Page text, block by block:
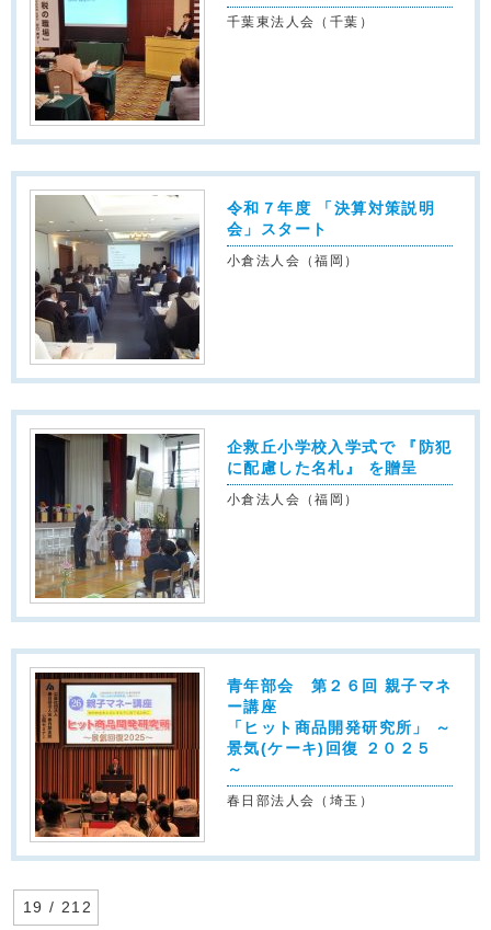
千葉東法人会（千葉）
令和７年度 「決算対策説明
会」スタート
小倉法人会（福岡）
企救丘小学校入学式で 『防犯
に配慮した名札』 を贈呈
小倉法人会（福岡）
青年部会 第２６回 親子マネ
ー講座
「ヒット商品開発研究所」 ～
景気(ケーキ)回復 ２０２５
～
春日部法人会（埼玉）
19 / 212